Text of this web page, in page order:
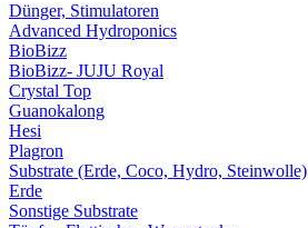
Dünger, Stimulatoren
Advanced Hydroponics
BioBizz
BioBizz- JUJU Royal
Crystal Top
Guanokalong
Hesi
Plagron
Substrate (Erde, Coco, Hydro, Steinwolle)
Erde
Sonstige Substrate